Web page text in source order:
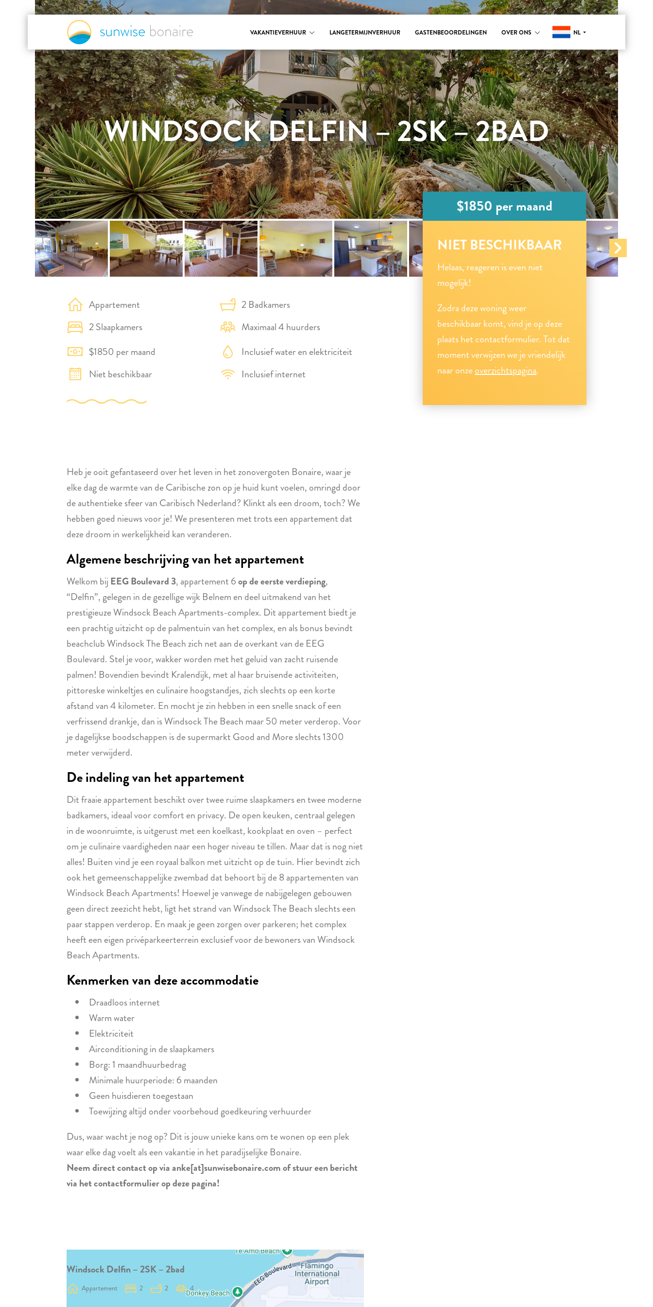
VAKANTIEVERHUUR LANGETERMIJNVERHUUR GASTENBEOORDELINGEN OVER ONS NL
WINDSOCK DELFIN – 2SK – 2BAD
Appartement
2 Slaapkamers
2 Badkamers
Maximaal 4 huurders
$1850 per maand
Niet beschikbaar
Inclusief water en elektriciteit
Inclusief internet
Heb je ooit gefantaseerd over het leven in het zonovergoten Bonaire, waar je
elke dag de warmte van de Caribische zon op je huid kunt voelen, omringd door
de authentieke sfeer van Caribisch Nederland? Klinkt als een droom, toch? We
hebben goed nieuws voor je! We presenteren met trots een appartement dat
deze droom in werkelijkheid kan veranderen.
Algemene beschrijving van het appartement
Welkom bij EEG Boulevard 3, appartement 6op de eerste verdieping,
“Delfin”, gelegen in de gezellige wijk Belnem en deel uitmakend van het
prestigieuze Windsock Beach Apartments-complex. Dit appartement biedt je
een prachtig uitzicht op de palmentuin van het complex, en als bonus bevindt
beachclub Windsock The Beach zich net aan de overkant van de EEG
Boulevard. Stel je voor, wakker worden met het geluid van zacht ruisende
palmen! Bovendien bevindt Kralendijk, met al haar bruisende activiteiten,
pittoreske winkeltjes en culinaire hoogstandjes, zich slechts op een korte
afstand van 4 kilometer. En mocht je zin hebben in een snelle snack of een
verfrissend drankje, dan is Windsock The Beach maar 50 meter verderop. Voor
je dagelijkse boodschappen is de supermarkt Good and More slechts 1300
meter verwijderd.
De indeling van het appartement
Dit fraaie appartement beschikt over twee ruime slaapkamers en twee moderne
badkamers, ideaal voor comfort en privacy. De open keuken, centraal gelegen
in de woonruimte, is uitgerust met een koelkast, kookplaat en oven – perfect
om je culinaire vaardigheden naar een hoger niveau te tillen. Maar dat is nog niet
alles! Buiten vind je een royaal balkon met uitzicht op de tuin. Hier bevindt zich
ook het gemeenschappelijke zwembad dat behoort bij de 8 appartementen van
Windsock Beach Apartments! Hoewel je vanwege de nabijgelegen gebouwen
geen direct zeezicht hebt, ligt het strand van Windsock The Beach slechts een
paar stappen verderop. En maak je geen zorgen over parkeren; het complex
heeft een eigen privéparkeerterrein exclusief voor de bewoners van Windsock
Beach Apartments.
Kenmerken van deze accommodatie
Draadloos internet
Warm water
Elektriciteit
Airconditioning in de slaapkamers
Borg: 1 maandhuurbedrag
Minimale huurperiode: 6 maanden
Geen huisdieren toegestaan
Toewijzing altijd onder voorbehoud goedkeuring verhuurder
Dus, waar wacht je nog op? Dit is jouw unieke kans om te wonen op een plek
waar elke dag voelt als een vakantie in het paradijselijke Bonaire.
Neem direct contact op via anke[at]sunwisebonaire.com of stuur een bericht
via het contactformulier op deze pagina!
Windsock Delfin – 2SK – 2bad
Appartement 2 2 4
$1850 per maand
NIET BESCHIKBAAR
Helaas, reageren is even niet
mogelijk!
Zodra deze woning weer
beschikbaar komt, vind je op deze
plaats het contactformulier. Tot dat
moment verwijzen we je vriendelijk
naar onzeoverzichtspagina.